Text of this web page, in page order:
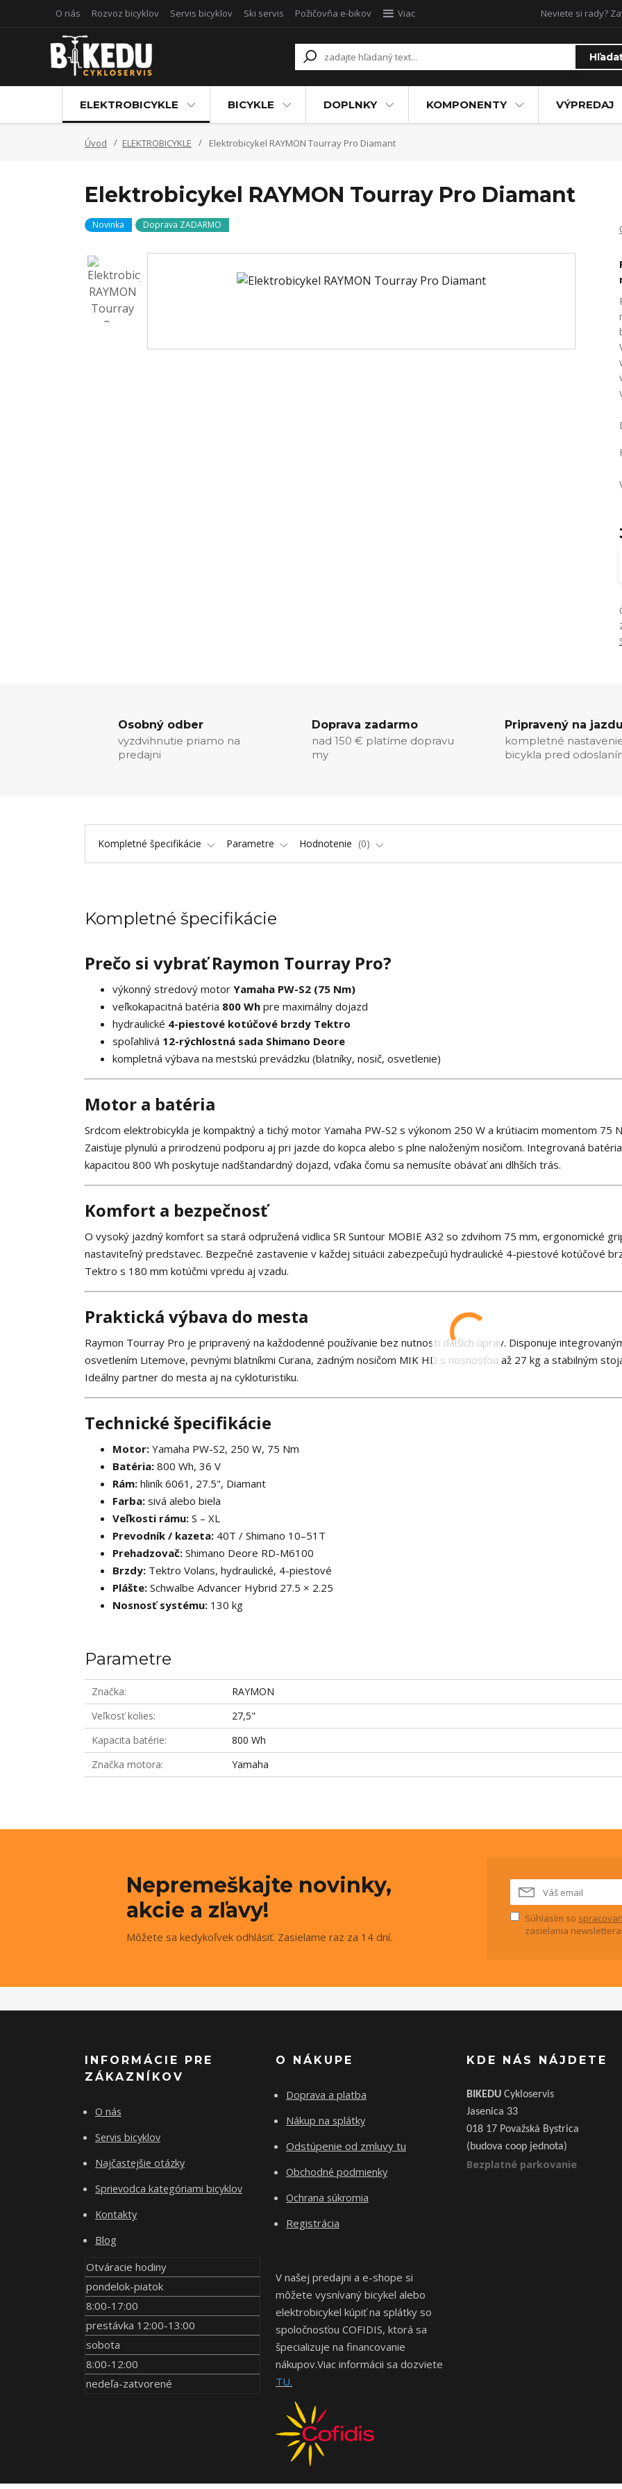
O nás Rozvoz bicyklov Servis bicyklov Ski servis Požičovňa e-bikov Viac Neviete si rady?
ELEKTROBICYKLE BICYKLE DOPLNKY KOMPONENTY VÝPREDAJ
Úvod ELEKTROBICYKLE Elektrobicykel RAYMON Tourray Pro Diamant
Elektrobicykel RAYMON Tourray Pro Diamant
Novinka Doprava ZADARMO
Osobný odber
vyzdvihnutie priamo na
predajni
Doprava zadarmo
nad 150 € platíme dopravu
my
Pripravený na jazdu
kompletné
bicykla pred
Kompletné špecifikácie Parametre Hodnotenie 0
Kompletné špecifikácie
Prečo si vybrať Raymon Tourray Pro?
výkonný stredový motor Yamaha PW-S2 (75 Nm)
veľkokapacitná batéria 800 Wh pre maximálny dojazd
hydraulické 4-piestové kotúčové brzdy Tektro
spoľahlivá 12-rýchlostná sada Shimano Deore
kompletná výbava na mestskú prevádzku (blatníky, nosič, osvetlenie)
Motor a batéria
Srdcom elektrobicykla je kompaktný a tichý motor Yamaha PW-S2 s výkonom 250 W a krútiacim momentom 75
Zaisťuje plynulú a prirodzenú podporu aj pri jazde do kopca alebo s plne naloženým nosičom. Integrovaná
kapacitou 800 Wh poskytuje nadštandardný dojazd, vďaka čomu sa nemusíte obávať ani dlhších trás.
Komfort a bezpečnosť
O vysoký jazdný komfort sa stará odpružená vidlica SR Suntour MOBIE A32 so zdvihom 75 mm, ergonomické
nastaviteľný predstavec. Bezpečné zastavenie v každej situácii zabezpečujú hydraulické 4-piestové kotúčové
Tektro s 180 mm kotúčmi vpredu aj vzadu.
Praktická výbava do mesta
Raymon Tourray Pro je pripravený na každodenné používanie bez nutnosti ďalších úprav. Disponuje
osvetlením Litemove, pevnými blatníkmi Curana, zadným nosičom MIK HD s nosnosťou až 27 kg a stabilným
Ideálny partner do mesta aj na cykloturistiku.
Technické špecifikácie
Motor: Yamaha PW-S2, 250 W, 75 Nm
Batéria: 800 Wh, 36 V
Rám: hliník 6061, 27.5", Diamant
Farba: sivá alebo biela
Veľkosti rámu: S – XL
Prevodník / kazeta: 40T / Shimano 10–51T
Prehadzovač: Shimano Deore RD-M6100
Brzdy: Tektro Volans, hydraulické, 4-piestové
Plášte: Schwalbe Advancer Hybrid 27.5 × 2.25
Nosnosť systému: 130 kg
Parametre
Značka
RAYMON
Veľkosť kolies
27,5"
Kapacita batérie
800 Wh
Značka motora
Yamaha
Nepremeškajte novinky,
akcie a zľavy!
Môžete sa kedykoľvek odhlásiť. Zasielame raz za 14 dní.
Súhlasím so
zasielania newslettera.
INFORMÁCIE PRE
ZÁKAZNÍKOV
O nás
Servis bicyklov
Najčastejšie otázky
Sprievodca kategóriami bicyklov
Kontakty
Blog
Otváracie hodiny
pondelok-piatok
8:00-17:00
prestávka 12:00-13:00
sobota
8:00-12:00
nedeľa-zatvorené
O NÁKUPE
Doprava a platba
Nákup na splátky
Odstúpenie od zmluvy tu
Obchodné podmienky
Ochrana súkromia
Registrácia
V našej predajni a e-shope si
môžete vysnívaný bicykel alebo
elektrobicykel kúpiť na splátky so
spoločnosťou COFIDIS, ktorá sa
špecializuje na financovanie
nákupov.Viac informácii sa dozviete
TU.
KDE NÁS NÁJDETE
BIKEDU Cykloservis
Jasenica 33
018 17 Považská Bystrica
(budova coop jednota)
Bezplatné parkovanie